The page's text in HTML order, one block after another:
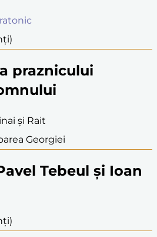
praznicului
și Rait
Georgiei
Tebeul și Ioan